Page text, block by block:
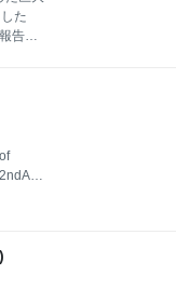
ツキ
収録
お楽
た
告・
中心
色の
突き
高架
の道
用者
ー運
」
Make